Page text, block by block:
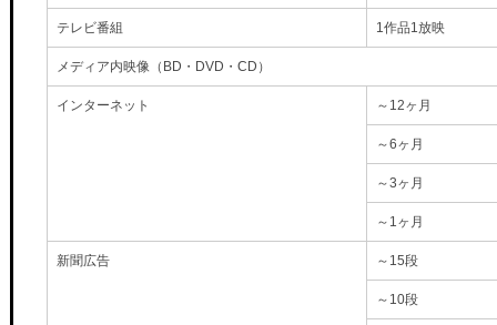
テレビ番組 1作品1放映
メディア内映像（BD・DVD・CD）
インターネット ～12ヶ月
～6ヶ月
～3ヶ月
～1ヶ月
新聞広告 ～15段
～10段